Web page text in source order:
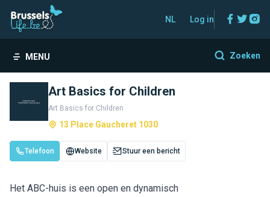
NL Log in
MENU Zoeken
Art Basics for Children
Art Basics for Children
13 Place Gaucheret 1030
Telefoon Website Stuur een bericht
Het ABC-huis is een open en dynamisch